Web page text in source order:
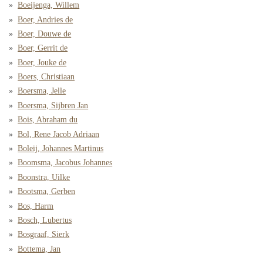
Boeijenga, Willem
Boer, Andries de
Boer, Douwe de
Boer, Gerrit de
Boer, Jouke de
Boers, Christiaan
Boersma, Jelle
Boersma, Sijbren Jan
Bois, Abraham du
Bol, Rene Jacob Adriaan
Boleij, Johannes Martinus
Boomsma, Jacobus Johannes
Boonstra, Uilke
Bootsma, Gerben
Bos, Harm
Bosch, Lubertus
Bosgraaf, Sierk
Bottema, Jan